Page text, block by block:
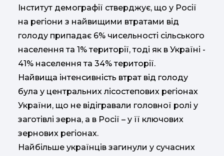
Інститут демографії стверджує, що у Росії
на регіони з найвищими втратами від
голоду припадає 6% чисельності сільського
населення та 1% території, тоді як в Україні -
41% населення та 34% території.
Найвища інтенсивність втрат від голоду
була у центральних лісостепових регіонах
України, що не відігравали головної ролі у
заготівлі зерна, а в Росії – у її ключових
зернових регіонах.
Найбільше українців загинули у сучасних